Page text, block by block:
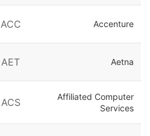
Accenture
ACC
Aetna
AET
Affiliated Computer
Services
ACS